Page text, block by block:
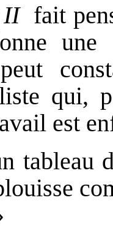
II fait
une
qui,
est
tableau